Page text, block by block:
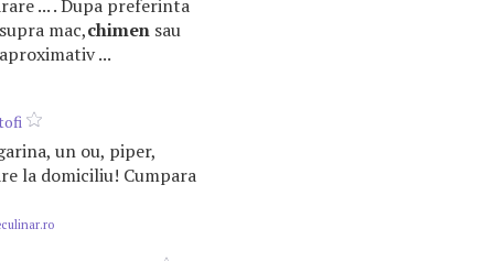
... . Dupa preferinta
mac,chimen sau
...
un ou, piper,
la domiciliu! Cumpara